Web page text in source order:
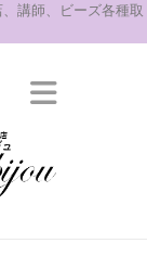
講師、ビーズ各種取